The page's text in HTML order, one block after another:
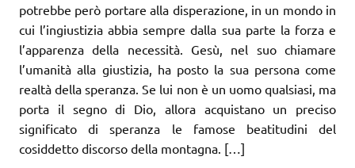
potrebbe però portare alla disperazione, in un mondo in
cui l’ingiustizia abbia sempre dalla sua parte la forza e
l’apparenza della necessità. Gesù, nel suo chiamare
l’umanità alla giustizia, ha posto la sua persona come
realtà della speranza. Se lui non è un uomo qualsiasi, ma
porta il segno di Dio, allora acquistano un preciso
significato di speranza le famose beatitudini del
cosiddetto discorso della montagna. […]